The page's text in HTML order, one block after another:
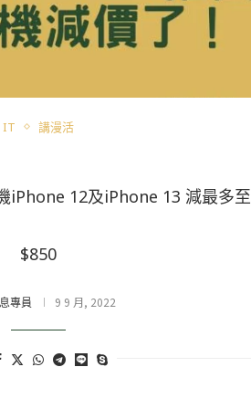
IT 講漫活
iPhone 12及iPhone 13 減最多至
$850
專員 9 9 月, 2022